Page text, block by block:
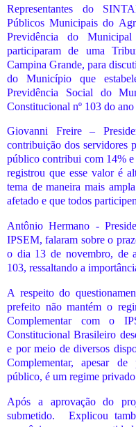
Representantes do
Públicos Municipais do
Previdência do
participaram de uma
Campina Grande, para
do Município que
Previdência Social do
Constitucional nº 103 do
Giovanni Freire –
contribuição dos servidores
público contribui com 14%
registrou que esse valor é
tema de maneira mais
afetado e que todos
Antônio Hermano -
IPSEM, falaram sobre o
o dia 13 de novembro, de
103, ressaltando a
A respeito do
prefeito não mantém o
Complementar com o
Constitucional Brasileiro
e por meio de diversos
Complementar, apesar
público, é um regime
Após a aprovação do
submetido.
Explicou